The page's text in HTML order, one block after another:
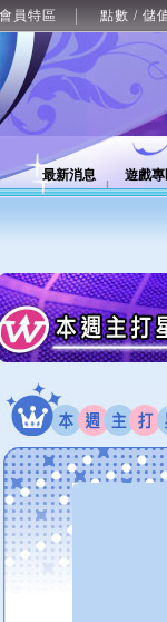
會員特區 點數 / 儲
最新消息 遊戲